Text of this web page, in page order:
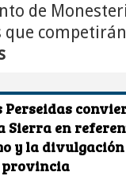
de
competirán
Perseidas
Sierra en
y la divulgación
provincia